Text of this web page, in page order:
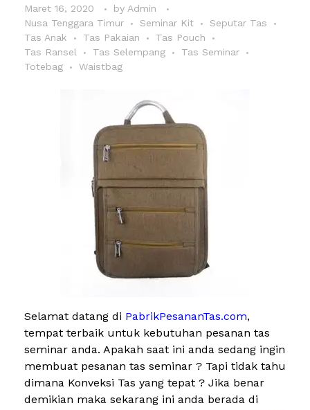
Maret 16, 2020 by Admin
Nusa Tenggara Timur
Seminar Kit
Seputar Tas
Tas Anak
Tas Pakaian
Tas Pouch
Tas Ransel
Tas Selempang
Tas Seminar
Totebag
Waistbag
Selamat datang di PabrikPesananTas.com,
tempat terbaik untuk kebutuhan pesanan tas
seminar anda. Apakah saat ini anda sedang ingin
membuat pesanan tas seminar ? Tapi tidak tahu
dimana Konveksi Tas yang tepat ? Jika benar
demikian maka sekarang ini anda berada di